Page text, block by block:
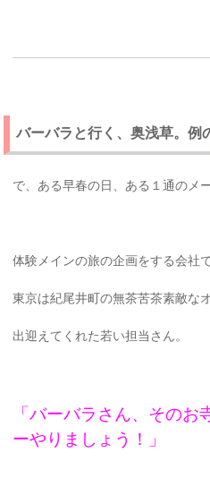
バーバラと行く、奥浅草。例
で、ある早春の日、ある１通のメ
体験メインの旅の企画をする会社で
東京は紀尾井町の無茶苦茶素敵な
出迎えてくれた若い担当さん。
「バーバラさん、その
ーやりましょう！」